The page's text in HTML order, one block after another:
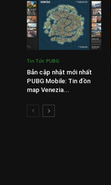
Tin Tức PUBG
Bản cập nhật mới nhất
PUBG Mobile: Tin đồn
map Venezia...